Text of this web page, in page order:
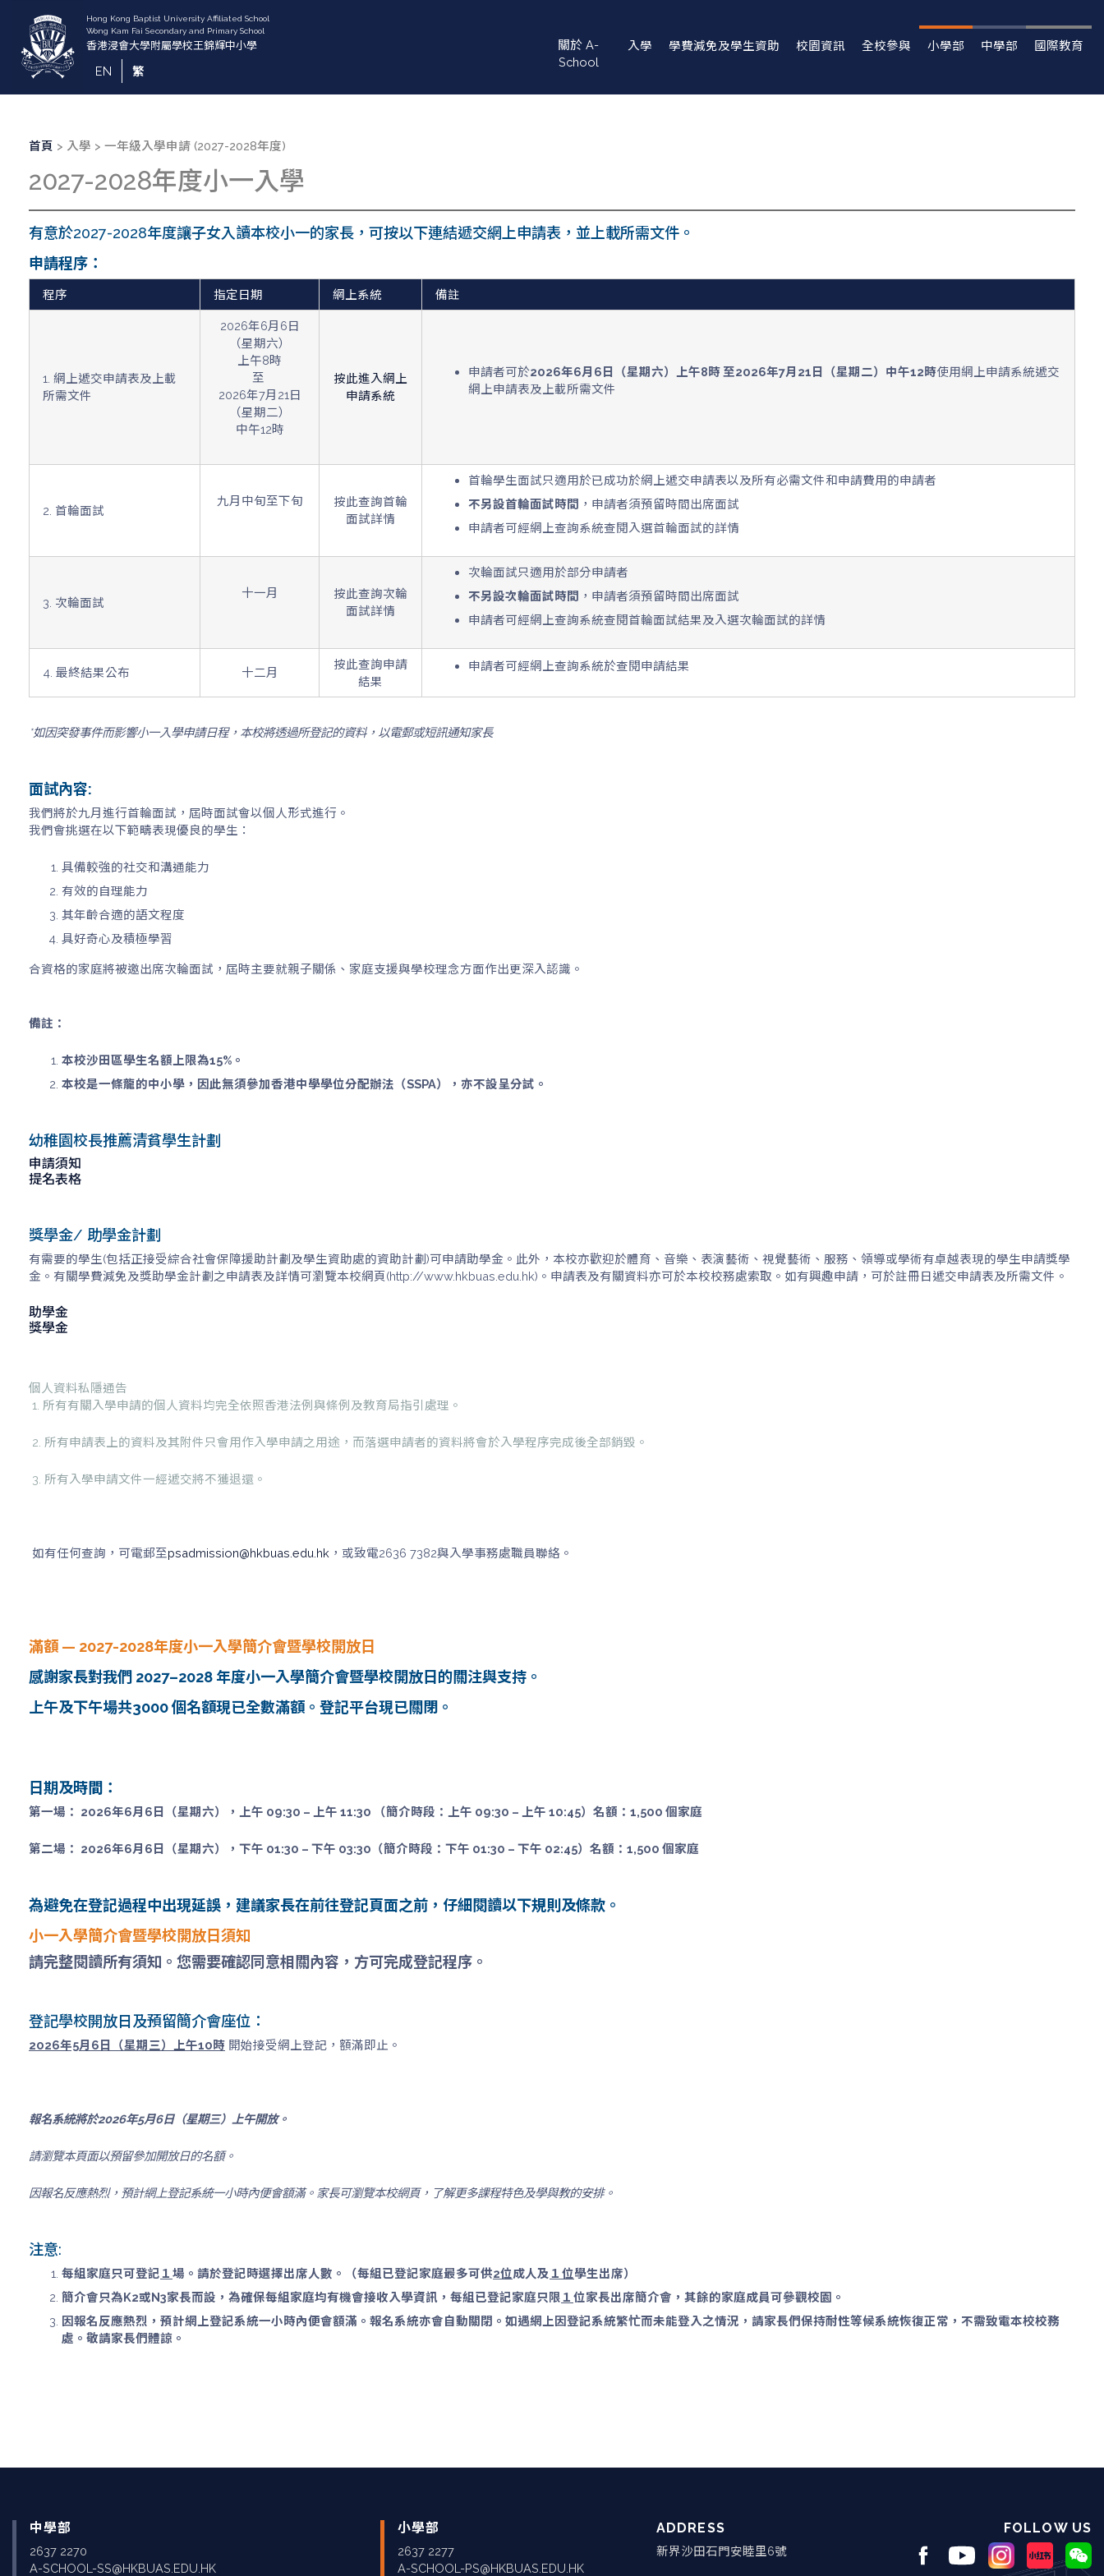
EN 繁
navigation
關於 A-
School
入學 學費減免及學生資助 校園資訊 全校參與 小學部 中學部 國際教育
導
連
首頁 入學 一年級入學申請 (2027-2028年度)
2027-2028年度小一入學
有意於2027-2028年度讓子女入讀本校小一的家長，可按以下連結遞交網上申請表，並上載所需文件。
申請程序：
程序 指定日期 網上系統 備註
1. 網上遞交申請表及上載
所需文件
2026年6月6日
（星期六）
上午8時
至
2026年7月21日
（星期二）
中午12時
按此進入網上
申請系統
申請者可於2026年6月6日（星期六）上午8時 至2026年7月21日（星期二）中午12時使用網上申請系統遞交
網上申請表及上載所需文件
2. 首輪面試
九月中旬至下旬
按此查詢首輪
面試詳情
首輪學生面試只適用於已成功於網上遞交申請表以及所有必需文件和申請費用的申請者
不另設首輪面試時間 ，申請者須預留時間出席面試
申請者可經網上查詢系統查閱入選首輪面試的詳情
3. 次輪面試
十一月
按此查詢次輪
面試詳情
次輪面試只適用於部分申請者
不另設次輪面試時間 ，申請者須預留時間出席面試
申請者可經網上查詢系統查閱首輪面試結果及入選次輪面試的詳情
4. 最終結果公布 十二月
按此查詢申請
結果
申請者可經網上查詢系統於查閱申請結果
*如因突發事件而影響小一入學申請日程，本校將透過所登記的資料，以電郵或短訊通知家長
面試內容:
我們將於九月進行首輪面試，屆時面試會以個人形式進行。
我們會挑選在以下範疇表現優良的學生：
具備較強的社交和溝通能力
有效的自理能力
其年齡合適的語文程度
具好奇心及積極學習
合資格的家庭將被邀出席次輪面試，屆時主要就親子關係、家庭支援與學校理念方面作出更深入認識。
備註：
本校沙田區學生名額上限為15%。
本校是一條龍的中小學，因此無須參加香港中學學位分配辦法（SSPA），亦不設呈分試。
幼稚園校長推薦清貧學生計劃
申請須知
提名表格
獎學金/ 助學金計劃
有需要的學生(包括正接受綜合社會保障援助計劃及學生資助處的資助計劃)可申請助學金。此外，本校亦歡迎於體育、音樂、表演藝術、視覺藝術、服務、領導或學術有卓越表現的學生申請獎學
金。有關學費減免及獎助學金計劃之申請表及詳情可瀏覽本校網頁(http://www.hkbuas.edu.hk)。申請表及有關資料亦可於本校校務處索取。如有興趣申請，可於註冊日遞交申請表及所需文件。
助學金
獎學金
個人資料私隱通告
1. 所有有關入學申請的個人資料均完全依照香港法例與條例及教育局指引處理。
2. 所有申請表上的資料及其附件只會用作入學申請之用途，而落選申請者的資料將會於入學程序完成後全部銷毀。
3. 所有入學申請文件一經遞交將不獲退還。
如有任何查詢，可電郵至psadmission@hkbuas.edu.hk ，或致電2636 7382與入學事務處職員聯絡。
滿額 — 2027-2028年度小一入學簡介會暨學校開放日
感謝家長對我們 2027–2028 年度小一入學簡介會暨學校開放日的關注與支持。
上午及下午場共3000 個名額現已全數滿額。登記平台現已關閉。
日期及時間：
第一場： 2026年6月6日（星期六），上午 09:30 – 上午 11:30 （簡介時段：上午 09:30 – 上午 10:45）名額：1,500 個家庭
第二場： 2026年6月6日（星期六），下午 01:30 – 下午 03:30（簡介時段：下午 01:30 – 下午 02:45）名額：1,500 個家庭
為避免在登記過程中出現延誤，建議家長在前往登記頁面之前，仔細閱讀以下規則及條款。
小一入學簡介會暨學校開放日須知
請完整閱讀所有須知。您需要確認同意相關內容，方可完成登記程序。
登記學校開放日及預留簡介會座位：
2026年5月6日（星期三）上午10時 開始接受網上登記，額滿即止。
報名系統將於2026年5月6日（星期三）上午開放。
請瀏覽本頁面以預留參加開放日的名額。
因報名反應熱烈，預計網上登記系統一小時內便會額滿。家長可瀏覽本校網頁，了解更多課程特色及學與教的安排。
注意:
每組家庭只可登記１ 場。請於登記時選擇出席人數。（每組已登記家庭最多可供2位成人及 １位學生出席）
簡介會只為K2或N3家長而設，為確保每組家庭均有機會接收入學資訊，每組已登記家庭只限１ 位家長出席簡介會，其餘的家庭成員可參觀校園。
因報名反應熱烈，預計網上登記系統一小時內便會額滿。報名系統亦會自動關閉。如遇網上因登記系統繁忙而未能登入之情況，請家長們保持耐性等候系統恢復正常，不需致電本校校務
處。敬請家長們體諒。
中學部
2637 2270
A-SCHOOL-SS@HKBUAS.EDU.HK
小學部
2637 2277
A-SCHOOL-PS@HKBUAS.EDU.HK
ADDRESS
新界沙田石門安睦里6號
FOLLOW US